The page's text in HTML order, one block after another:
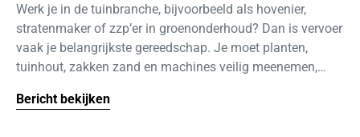
Werk je in de tuinbranche, bijvoorbeeld als hovenier,
stratenmaker of zzp’er in groenonderhoud? Dan is vervoer
vaak je belangrijkste gereedschap. Je moet planten,
tuinhout, zakken zand en machines veilig meenemen,…
Bericht bekijken